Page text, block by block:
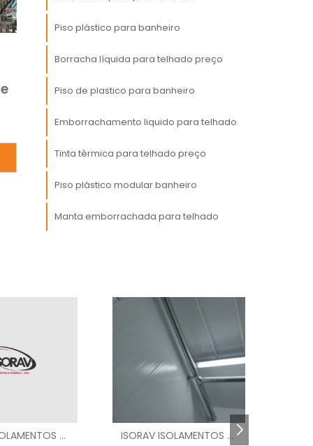
Piso plástico para banheiro
Borracha líquida para telhado preço
Piso de plastico para banheiro
Emborrachamento liquido para telhado
Tinta térmica para telhado preço
Piso plástico modular banheiro
Manta emborrachada para telhado
ISORAV ISOLAMENTOS - SP BETHEL ACESSIBILIDADE -